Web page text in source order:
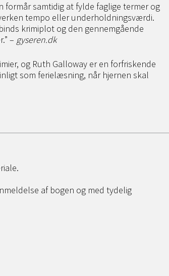
samtidig at fylde faglige termer og
tempo eller underholdningsværdi.
krimiplot og den gennemgående
– gyseren.dk
og Ruth Galloway er en forfriskende
som ferielæsning, når hjernen skal
af bogen og med tydelig